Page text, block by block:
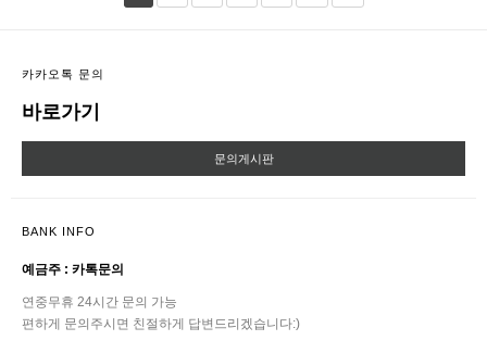
카카오톡 문의
바로가기
문의게시판
BANK INFO
예금주 : 카톡문의
연중무휴 24시간 문의 가능
편하게 문의주시면 친절하게 답변드리겠습니다:)